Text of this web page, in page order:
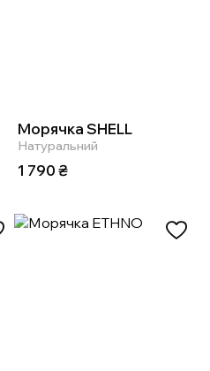
Морячка SHELL
Натуральний
1 790₴